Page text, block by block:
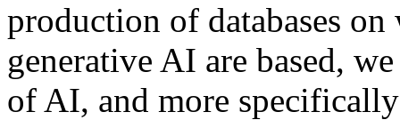
production of databases
generative AI are based,
of AI, and more